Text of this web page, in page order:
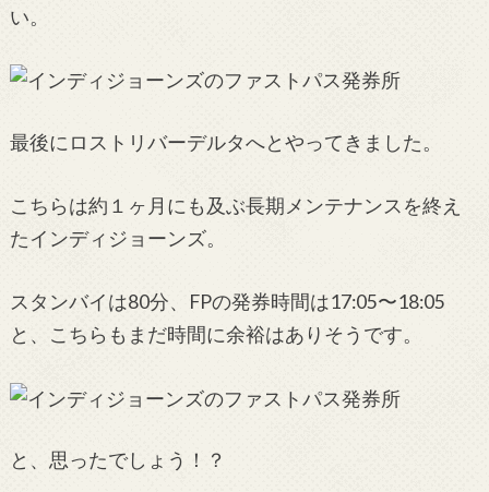
い。
最後にロストリバーデルタへとやってきました。
こちらは約１ヶ月にも及ぶ長期メンテナンスを終え
たインディジョーンズ。
スタンバイは80分、FPの発券時間は17:05〜18:05
と、こちらもまだ時間に余裕はありそうです。
と、思ったでしょう！？